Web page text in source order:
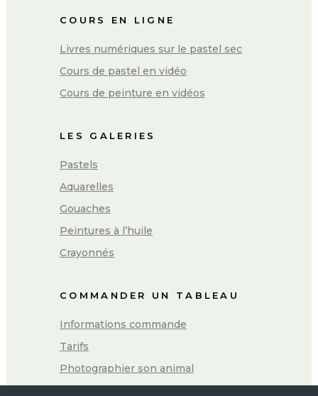
COURS EN LIGNE
Livres numériques sur le pastel sec
Cours de pastel en vidéo
Cours de peinture en vidéos
LES GALERIES
Pastels
Aquarelles
Gouaches
Peintures à l’huile
Crayonnés
COMMANDER UN TABLEAU
Informations commande
Tarifs
Photographier son animal